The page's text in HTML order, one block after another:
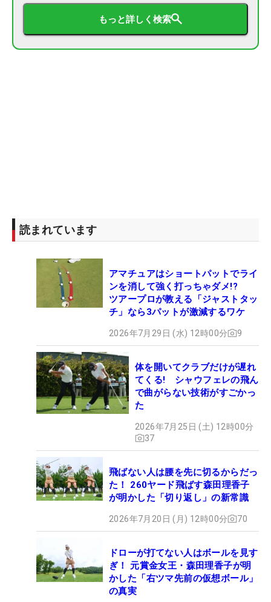
もっと詳しく検索
読まれています
アマチュアはショートパットでライ
ンを消して強く打っちゃダメ!?
ツアープロが教える「ジャストタッ
チ」なら3パットが激減するワケ
2026年7月29日 (水) 12時00分 9
体を開いてクラブだけが遅れ
てくる! シャウフェレの飛ん
で曲がらない技術がすごかっ
た
2026年7月25日 (土) 12時00分
37
飛ばない人は腰を先に切るからだっ
た！ 260ヤード飛ばす森田理香子
が明かした「切り返し」の新常識
2026年7月20日 (月) 12時00分 70
ドローが打てない人はボールを見す
ぎ！ 元賞金女王・森田理香子が明
かした「右ツマ先前の仮想ボール」
の真実